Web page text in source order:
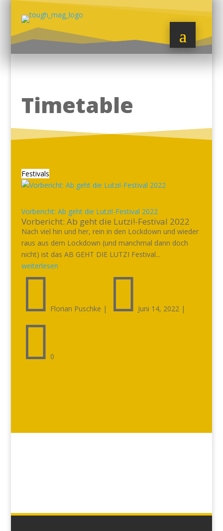
Timetable
Festivals
Vorbericht: Ab geht die Lutzi!-Festival 2022
Vorbericht: Ab geht die Lutzi!-Festival 2022
Nach viel hin und her, rein in den Lockdown und wieder
raus aus dem Lockdown (und manchmal dann doch
nicht) ist das AB GEHT DIE LUTZI Festival...
weiterlesen
 Florian Puschke |  Juni 14, 2022|
 0